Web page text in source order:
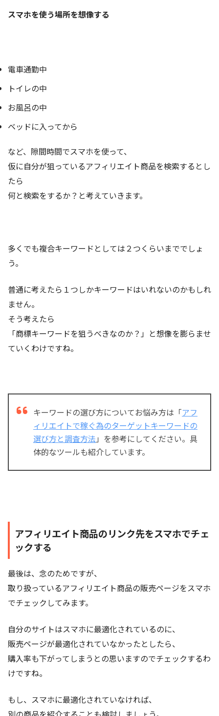
スマホを使う場所を想像する
電車通勤中
トイレの中
お風呂の中
ベッドに入ってから
など、隙間時間でスマホを使って、
仮に自分が狙っているアフィリエイト商品を検索するとし
たら
何と検索をするか？と考えていきます。
多くでも複合キーワードとしては２つくらいまででしょ
う。
普通に考えたら１つしかキーワードはいれないのかもしれ
ません。
そう考えたら
「商標キーワードを狙うべきなのか？」と想像を膨らませ
ていくわけですね。
キーワードの選び方についてお悩み方は「アフ
ィリエイトで稼ぐ為のターゲットキーワードの
選び方と調査方法 」を参考にしてください。具
体的なツールも紹介しています。
アフィリエイト商品のリンク先をスマホでチェ
ックする
最後は、念のためですが、
取り扱っているアフィリエイト商品の販売ページをスマホ
でチェックしてみます。
自分のサイトはスマホに最適化されているのに、
販売ページが最適化されていなかったとしたら、
購入率も下がってしまうとの思いますのでチェックするわ
けですね。
もし、スマホに最適化されていなければ、